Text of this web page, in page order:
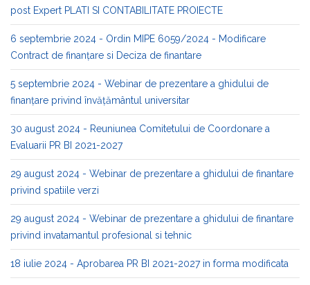
post Expert PLATI SI CONTABILITATE PROIECTE
6 septembrie 2024 - Ordin MIPE 6059/2024 - Modificare
Contract de finanţare si Deciza de finantare
5 septembrie 2024 - Webinar de prezentare a ghidului de
finanțare privind învățământul universitar
30 august 2024 - Reuniunea Comitetului de Coordonare a
Evaluarii PR BI 2021-2027
29 august 2024 - Webinar de prezentare a ghidului de finantare
privind spatiile verzi
29 august 2024 - Webinar de prezentare a ghidului de finantare
privind invatamantul profesional si tehnic
18 iulie 2024 - Aprobarea PR BI 2021-2027 in forma modificata